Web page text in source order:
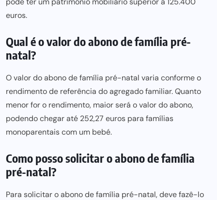
euros.
Qual é o valor do abono de família pré-
natal?
O valor do abono de família pré-natal varia conforme o
rendimento de referência do agregado familiar. Quanto
menor for o rendimento, maior será o valor do abono,
podendo chegar até 252,27 euros para famílias
monoparentais com um bebé.
Como posso solicitar o abono de família
pré-natal?
Para solicitar o abono de família pré-natal, deve fazê-lo